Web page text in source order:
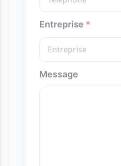
Entreprise *
Message